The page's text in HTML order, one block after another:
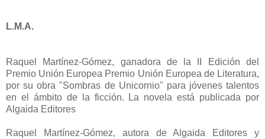
L.M.A.
Raquel Martínez-Gómez, ganadora de la II Edición del
Premio Unión Europea Premio Unión Europea de Literatura,
por su obra "Sombras de Unicornio" para jóvenes talentos
en el ámbito de la ficción. La novela está publicada por
Algaida Editores
Raquel Martínez-Gómez, autora de Algaida Editores y